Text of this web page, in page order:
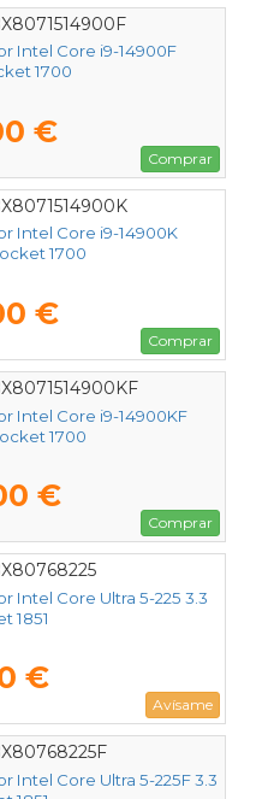
Intel Core i9-14900F
1700
€
Comprar
Intel Core i9-14900K
1700
€
Comprar
Intel Core i9-14900KF
1700
€
Comprar
Intel Core Ultra 5-225 3.3
1851
€
Avísame
Intel Core Ultra 5-225F 3.3